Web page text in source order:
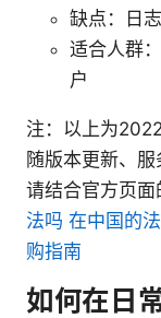
缺点：日
适合人群
户
注：以上为
随版本更新、
请结合官方页面
法吗 在中国的
购指南
如何在日